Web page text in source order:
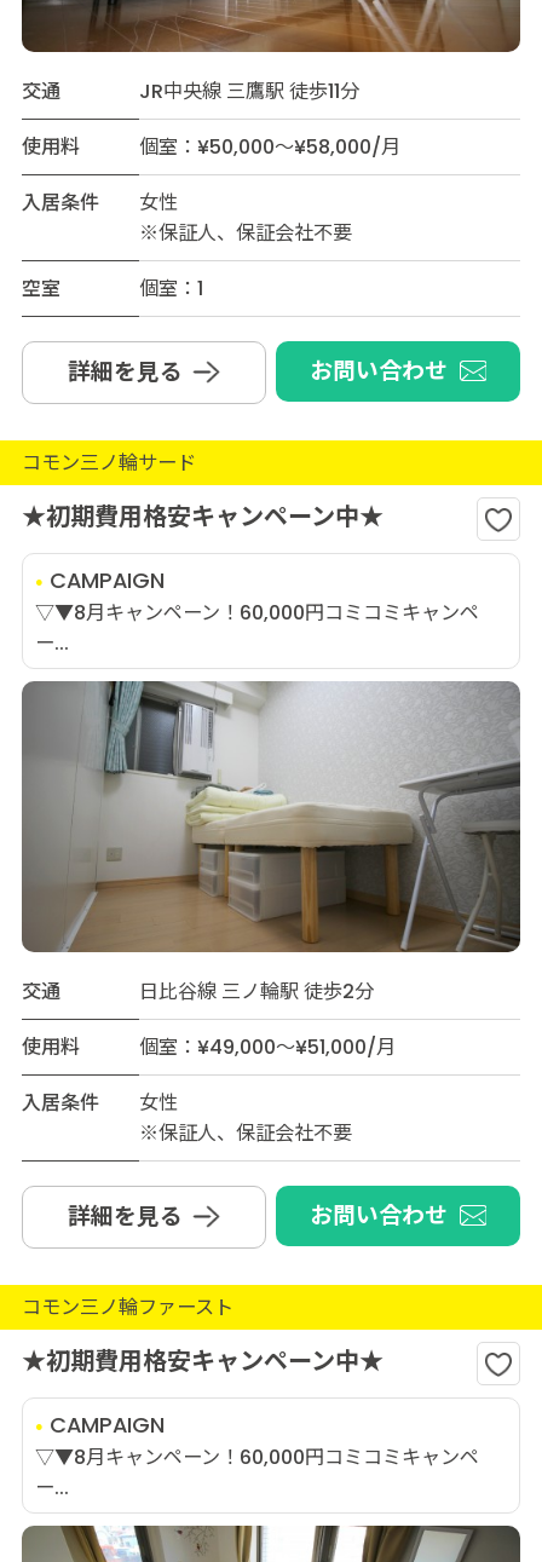
交通
JR中央線 三鷹駅 徒歩11分
使用料
個室：¥50,000～¥58,000/月
入居条件
女性
※保証人、保証会社不要
空室
個室：1
詳細を見る お問い合わせ
コモン三ノ輪サード
★初期費用格安キャンペーン中★
CAMPAIGN
▽▼8月キャンペーン！60,000円コミコミキャンペ
ー...
交通
日比谷線 三ノ輪駅 徒歩2分
使用料
個室：¥49,000～¥51,000/月
入居条件
女性
※保証人、保証会社不要
詳細を見る お問い合わせ
コモン三ノ輪ファースト
★初期費用格安キャンペーン中★
CAMPAIGN
▽▼8月キャンペーン！60,000円コミコミキャンペ
ー...